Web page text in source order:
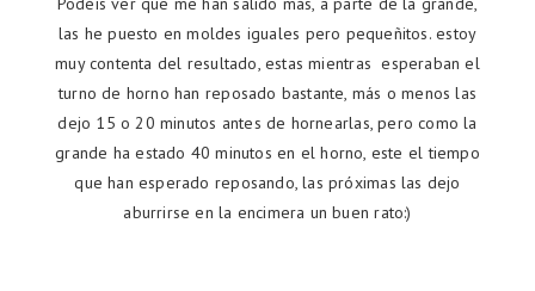
las he puesto en moldes iguales pero pequeñitos. estoy
muy contenta del resultado, estas mientras esperaban el
turno de horno han reposado bastante, más o menos las
dejo 15 o 20 minutos antes de hornearlas, pero como la
grande ha estado 40 minutos en el horno, este el tiempo
que han esperado reposando, las próximas las dejo
aburrirse en la encimera un buen rato:)